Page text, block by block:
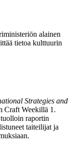
alainen
tietoa kulttuurin
Strategies and
Craft Weekillä 1.
raportin
taiteilijat ja